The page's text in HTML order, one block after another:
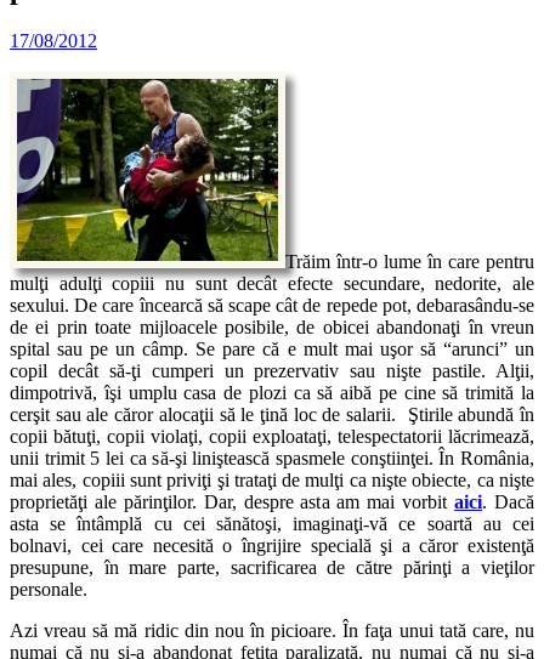
17/08/2012
Trăim într-o lume în care pentru
mulţi adulţi copiii nu sunt decât efecte secundare, nedorite, ale
sexului. De care încearcă să scape cât de repede pot, debarasându-se
de ei prin toate mijloacele posibile, de obicei abandonaţi în vreun
spital sau pe un câmp. Se pare că e mult mai uşor să “arunci” un
copil decât să-ţi cumperi un prezervativ sau nişte pastile. Alţii,
dimpotrivă, îşi umplu casa de plozi ca să aibă pe cine să trimită la
cerşit sau ale căror alocaţii să le ţină loc de salarii. Ştirile abundă în
copii bătuţi, copii violaţi, copii exploataţi, telespectatorii lăcrimează,
unii trimit 5 lei ca să-şi liniştească spasmele conştiinţei. În România,
mai ales, copiii sunt priviţi şi trataţi de mulţi ca nişte obiecte, ca nişte
proprietăţi ale părinţilor. Dar, despre asta am mai vorbitaici. Dacă
asta se întâmplă cu cei sănătoşi, imaginaţi-vă ce soartă au cei
bolnavi, cei care necesită o îngrijire specială şi a căror existenţă
presupune, în mare parte, sacrificarea de către părinţi a vieţilor
personale.
Azi vreau să mă ridic din nou în picioare. În faţa unui tată care, nu
numai că nu şi-a abandonat fetiţa paralizată, nu numai că nu şi-a